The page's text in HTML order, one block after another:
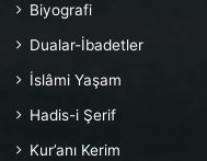
Biyografi
Dualar-İbadetler
İslâmi Yaşam
Hadis-i Şerif
Kur’anı Kerim